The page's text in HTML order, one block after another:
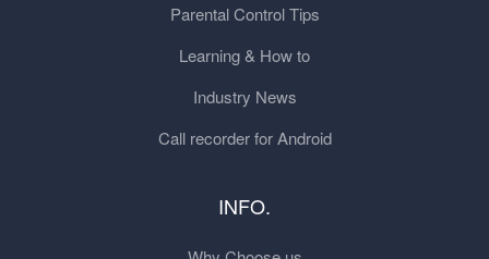
Parental Control Tips
Learning & How to
Industry News
Call recorder for Android
INFO.